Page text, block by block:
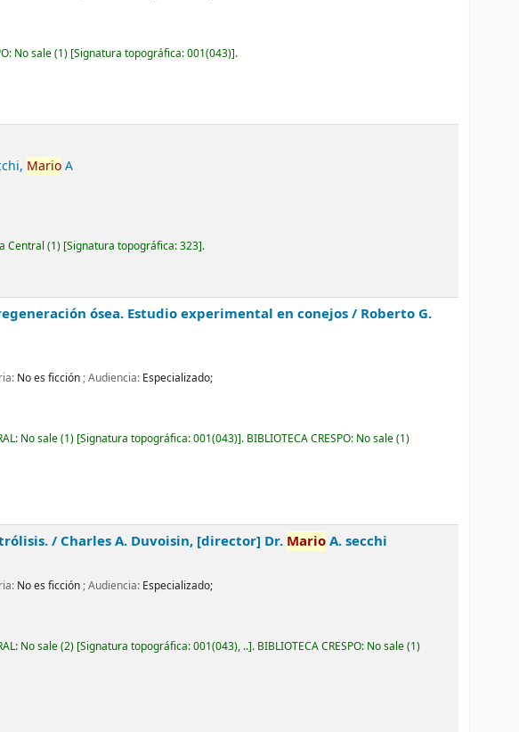
No sale(1) Signatura topográfica:001(043) .
MarioA
Central (1) Signatura topográfica:323 .
ósea. Estudio experimental en conejos / Roberto G.
No es ficción; Audiencia: Especializado;
No sale(1) Signatura topográfica:001(043) . BIBLIOTECA CRESPO: No sale(1)
/ Charles A. Duvoisin, [director] Dr. MarioA. secchi
No es ficción; Audiencia: Especializado;
No sale(2) Signatura topográfica:001(043), .. . BIBLIOTECA CRESPO: No sale(1)